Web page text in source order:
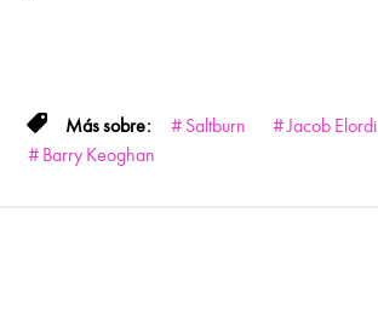
Saltburn
Jacob Elordi
Barry Keoghan